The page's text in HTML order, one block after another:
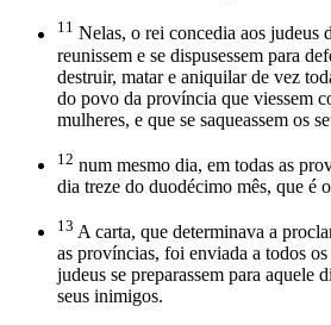
11 Nelas, o rei concedia aos judeus
reunissem e se dispusessem para
destruir, matar e aniquilar de vez
do povo da província que viessem
mulheres, e que se saqueassem os
12 num mesmo dia, em todas as
dia treze do duodécimo mês, que é
13 A carta, que determinava a
as províncias, foi enviada a todos
judeus se preparassem para aquele
seus inimigos.